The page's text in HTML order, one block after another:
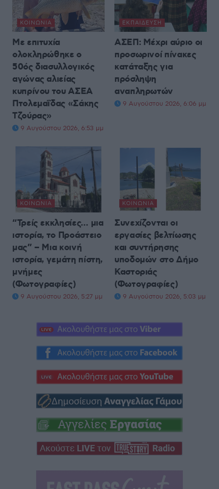
ΚΟΙΝΩΝΊΑ
Με επιτυχία
ολοκληρώθηκε ο
50ός διασυλλογικός
αγώνας αλιείας
κυπρίνου του ΑΣΕΑ
Πτολεμαΐδας «Σάκης
Τζούρας»
9 Αυγούστου 2026, 6:53 μμ
ΕΚΠΑΊΔΕΥΣΗ
ΑΣΕΠ: Μέχρι αύριο οι
προσωρινοί πίνακες
κατάταξης για
πρόσληψη
αναπληρωτών
9 Αυγούστου 2026, 6:06 μμ
ΚΟΙΝΩΝΊΑ
“Τρείς εκκλησίες… μια
ιστορία, το Προάστειο
μας” – Μια κοινή
ιστορία, γεμάτη πίστη,
μνήμες
(Φωτογραφίες)
9 Αυγούστου 2026, 5:27 μμ
ΚΟΙΝΩΝΊΑ
Συνεχίζονται οι
εργασίες βελτίωσης
και συντήρησης
υποδομών στο Δήμο
Καστοριάς
(Φωτογραφίες)
9 Αυγούστου 2026, 5:03 μμ